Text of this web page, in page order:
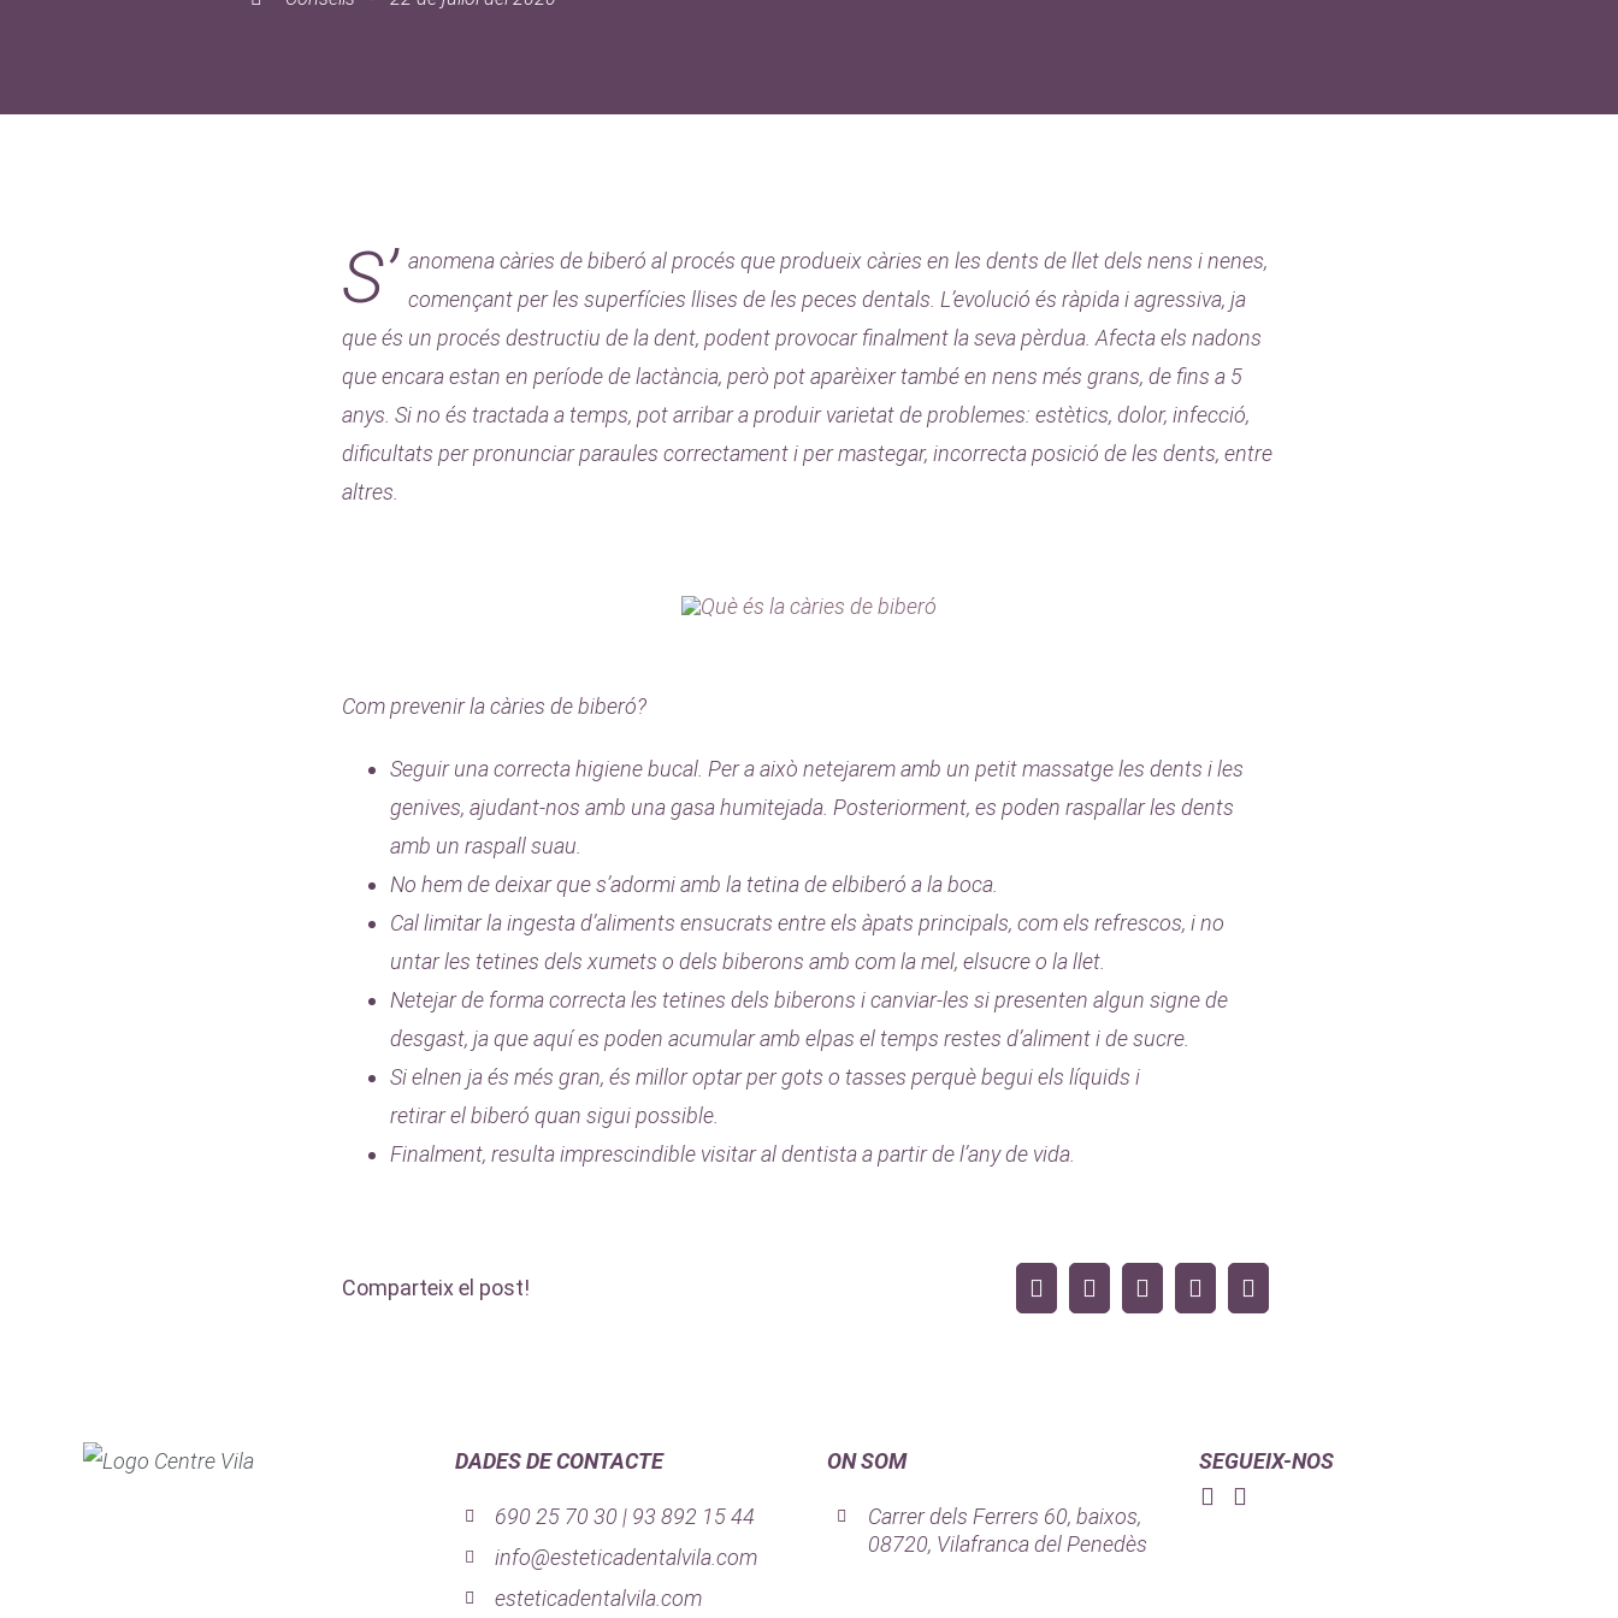
S’ anomena càries de biberó al procés que produeix càries en les dents de llet dels nens i nenes,
començant per les superfícies llises de les peces dentals. L’evolució és ràpida i agressiva, ja
que és un procés destructiu de la dent, podent provocar finalment la seva pèrdua. Afecta els nadons
que encara estan en període de lactància, però pot aparèixer també en nens més grans, de fins a 5
anys. Si no és tractada a temps, pot arribar a produir varietat de problemes: estètics, dolor, infecció,
dificultats per pronunciar paraules correctament i per mastegar, incorrecta posició de les dents, entre
altres.
Com prevenir la càries de biberó?
Seguir una correcta higiene bucal. Per a això netejarem amb un petit massatge les dents i les
genives, ajudant-nos amb una gasa humitejada. Posteriorment, es poden raspallar les dents
amb un raspall suau.
No hem de deixar que s’adormi amb la tetina de elbiberó a la boca.
Cal limitar la ingesta d’aliments ensucrats entre els àpats principals, com els refrescos, i no
untar les tetines dels xumets o dels biberons amb com la mel, elsucre o la llet.
Netejar de forma correcta les tetines dels biberons i canviar-les si presenten algun signe de
desgast, ja que aquí es poden acumular amb elpas el temps restes d’aliment i de sucre.
Si elnen ja és més gran, és millor optar per gots o tasses perquè begui els líquids i
retirar el biberó quan sigui possible.
Finalment, resulta imprescindible visitar al dentista a partir de l’any de vida.
Comparteix el post!
DADES DE CONTACTE
690 25 70 30 | 93 892 15 44
info@esteticadentalvila.com
esteticadentalvila.com
ON SOM
Carrer dels Ferrers 60, baixos,
08720, Vilafranca del Penedès
SEGUEIX-NOS